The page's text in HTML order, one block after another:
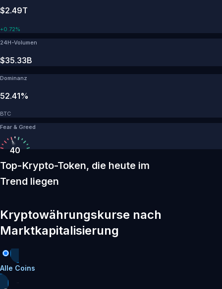
$2.49T
+0.72%
24H-Volumen
$35.33B
Dominanz
52.41%
BTC
Fear & Greed
40
Top-Krypto-Token, die heute im
Trend liegen
Kryptowährungskurse nach
Marktkapitalisierung
Alle Coins